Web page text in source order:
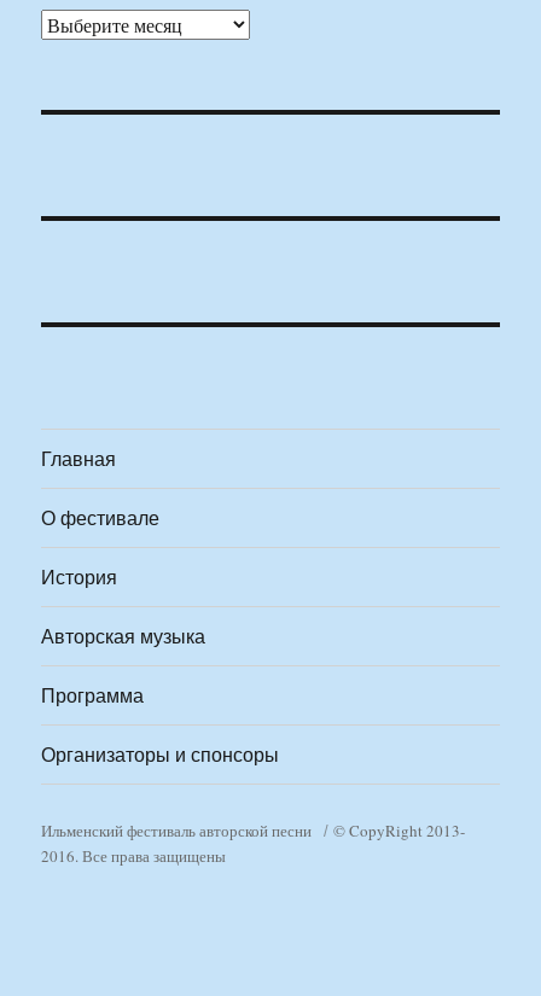
Архивы
Главная
О фестивале
История
Авторская музыка
Программа
Организаторы и спонсоры
Ильменский фестиваль авторской песни
© CopyRight 2013-
2016. Все права защищены